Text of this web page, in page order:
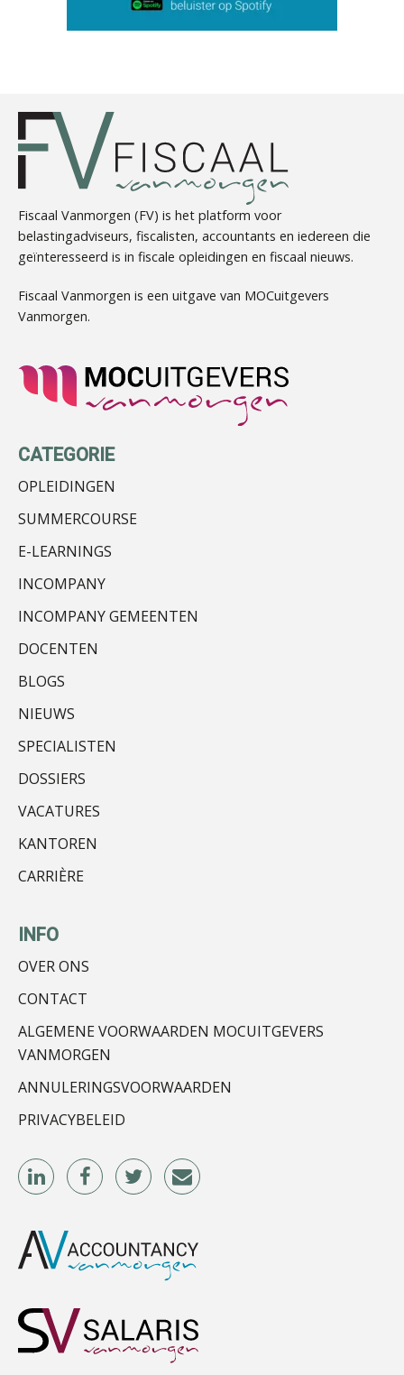
Casper Mons
Kirsten Kievit
Edwin de Witte
Fiscaal Vanmorgen (FV) is het platform voor
belastingadviseurs, fiscalisten, accountants en iedereen die
geïnteresseerd is in fiscale opleidingen en fiscaal nieuws.
Fiscaal Vanmorgen is een uitgave van MOCuitgevers
Vanmorgen.
CATEGORIE
OPLEIDINGEN
SUMMERCOURSE
E-LEARNINGS
INCOMPANY
INCOMPANY GEMEENTEN
DOCENTEN
BLOGS
NIEUWS
SPECIALISTEN
DOSSIERS
VACATURES
KANTOREN
CARRIÈRE
INFO
OVER ONS
CONTACT
ALGEMENE VOORWAARDEN MOCUITGEVERS
VANMORGEN
ANNULERINGSVOORWAARDEN
PRIVACYBELEID